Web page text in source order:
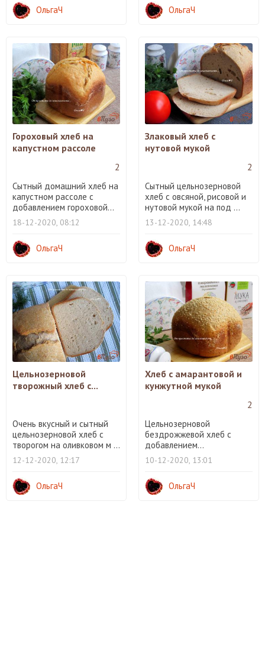
ОльгаЧ ОльгаЧ
Гороховый хлеб на
капустном рассоле
2
Сытный домашний хлеб на
капустном рассоле с
добавлением гороховой...
18-12-2020, 08:12
ОльгаЧ
Злаковый хлеб с
нутовой мукой
2
Сытный цельнозерновой
хлеб с овсяной, рисовой и
нутовой мукой на под ...
13-12-2020, 14:48
ОльгаЧ
Цельнозерновой
творожный хлеб с...
Очень вкусный и сытный
цельнозерновой хлеб с
творогом на оливковом м ...
12-12-2020, 12:17
ОльгаЧ
Хлеб с амарантовой и
кунжутной мукой
2
Цельнозерновой
бездрожжевой хлеб с
добавлением...
10-12-2020, 13:01
ОльгаЧ